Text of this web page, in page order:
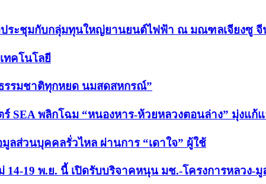
ประชุมกับกลุ่มทุนใหญ่ยานยนต์ไฟฟ้า ณ มณฑลเจียงซู จี
ทคโนโลยี
รรมชาติทุกหยด นมสดสหกรณ์”
พลิกโฉม “หนองหาร-ห้วยหลวงตอนล่าง” มุ่งแก้
ลส่วนบุคคลรั่วไหล ผ่านการ “เดาใจ” ผู้ใช้
14-19 พ.ย. นี้ เปิดรับบริจาคหนุน มช.-โครงการหลวง-